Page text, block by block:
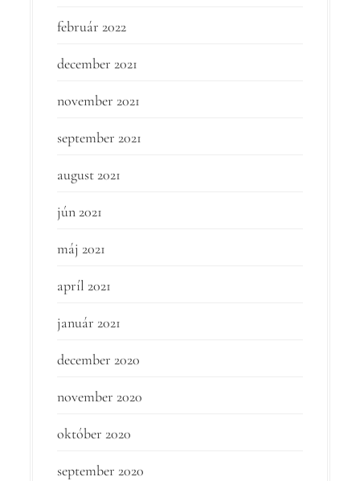
február 2022
december 2021
november 2021
september 2021
august 2021
jún 2021
máj 2021
apríl 2021
január 2021
december 2020
november 2020
október 2020
september 2020